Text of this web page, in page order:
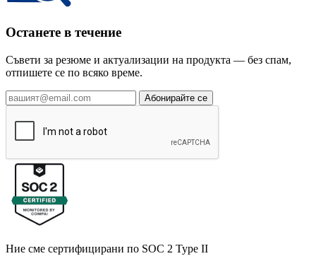
Останете в течение
Съвети за резюме и актуализации на продукта — без спам,
отпишете се по всяко време.
Абонирайте се
Ние сме сертифицирани по SOC 2 Type II